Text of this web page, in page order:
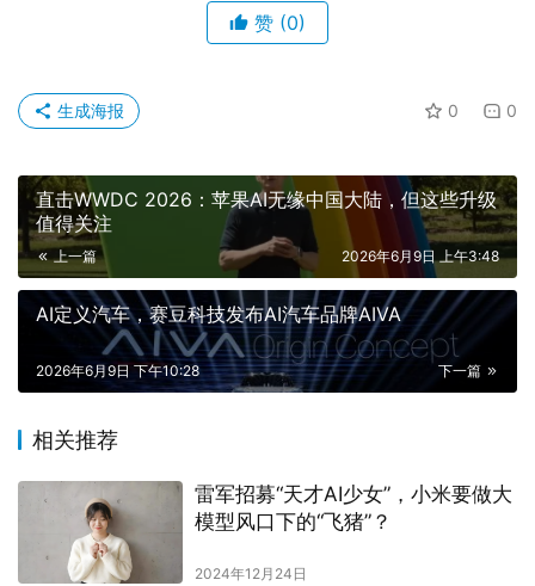
限。它既能胜任日常城市通勤，也能驰骋于各类非铺装路
面，兼顾代步、探险、玩乐多重属性。当下电动摩托车消费
乐趣与多场景体验，Xaber 350的上市，也是Segway在高
原创文章，作者：志斌，如若转载，请注明出处：
http://damoai.com.cn/archives/16046
赞(0)
生成海报
直击WWDC 2026：苹果AI无缘中国大陆，但这些升级
值得关注